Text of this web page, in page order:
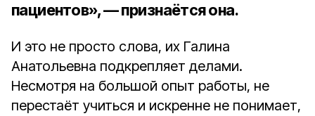
пациентов», — признаётся она.
И это не просто слова, их Галина
Анатольевна подкрепляет делами.
Несмотря на большой опыт работы, не
перестаёт учиться и искренне не понимает,